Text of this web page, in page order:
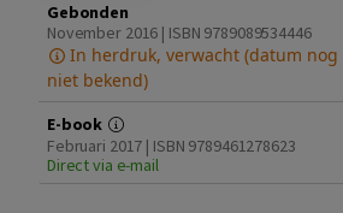
Gebonden
November 2016 | ISBN 9789089534446
In herdruk, verwacht (datum nog
niet bekend)
E-book
Februari 2017 | ISBN 9789461278623
Direct via e-mail